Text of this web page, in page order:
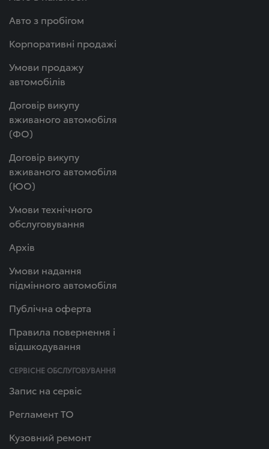
Авто з пробігом
Корпоративні продажі
Умови продажу
автомобілів
Договір викупу
вживаного автомобіля
(ФО)
Договір викупу
вживаного автомобіля
(ЮО)
Умови технічного
обслуговування
Архів
Умови надання
підмінного автомобіля
Публічна оферта
Правила повернення і
відшкодування
СЕРВІСНЕ ОБСЛУГОВУВАННЯ
Запис на сервіс
Регламент ТО
Кузовний ремонт